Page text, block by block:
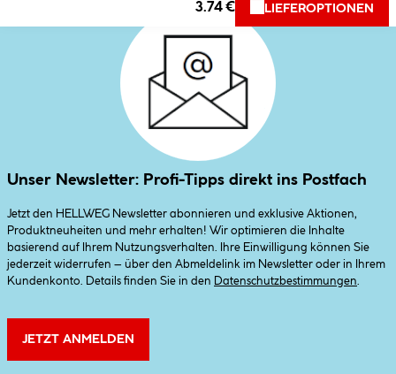
3.74 € LIEFEROPTIONEN
Unser Newsletter: Profi-Tipps direkt ins Postfach
Jetzt den HELLWEG Newsletter abonnieren und exklusive Aktionen,
Produktneuheiten und mehr erhalten! Wir optimieren die Inhalte
basierend auf Ihrem Nutzungsverhalten. Ihre Einwilligung können Sie
jederzeit widerrufen – über den Abmeldelink im Newsletter oder in Ihrem
Kundenkonto. Details finden Sie in den
Datenschutzbestimmungen
JETZT ANMELDEN